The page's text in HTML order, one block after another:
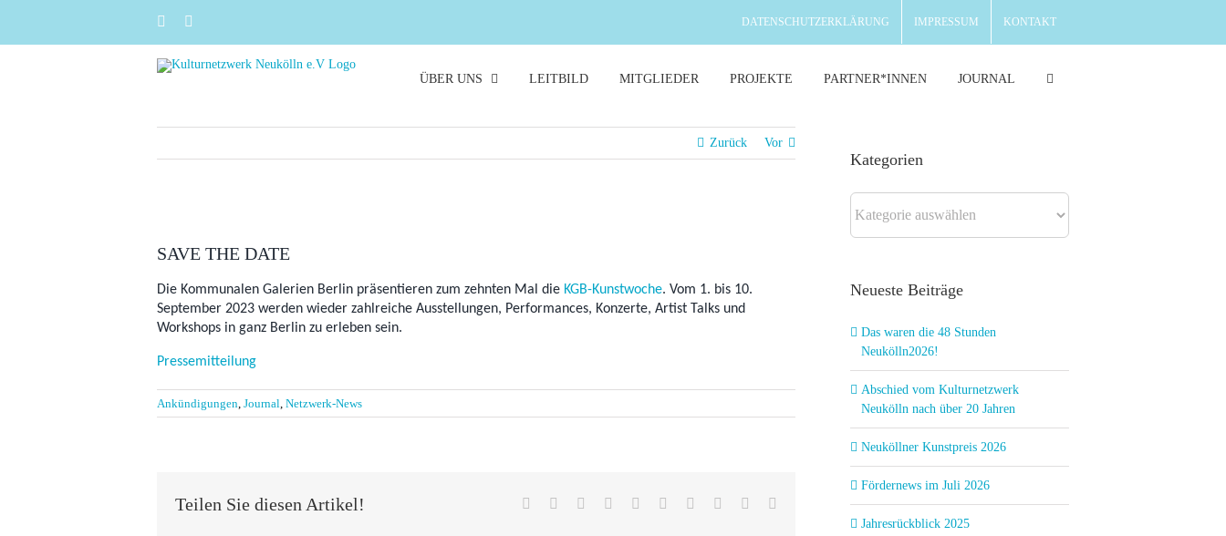
springen
Instagram DATENSCHUTZERKLÄRUNG IMPRESSUM KONTAKT
ÜBER UNS LEITBILD MITGLIEDER PROJEKTE PARTNER*INNEN JOURNAL
Zurück Vor
Bild
SAVE THE DATE
Die Kommunalen Galerien Berlin präsentieren zum zehnten Mal die KGB-Kunstwoche. Vom 1. bis 10.
September 2023 werden wieder zahlreiche Ausstellungen, Performances, Konzerte, Artist Talks und
Workshops in ganz Berlin zu erleben sein.
Pressemitteilung
Ankündigungen, Journal, Netzwerk-News
Teilen Sie diesen Artikel! Facebook Reddit LinkedInWhatsApp
TumblrPinterest Xing
Kategorien
Neueste Beiträge
Das waren die 48 Stunden
Neukölln2026!
Abschied vom Kulturnetzwerk
Neukölln nach über 20 Jahren
Neuköllner Kunstpreis 2026
Fördernews im Juli 2026
Jahresrückblick 2025